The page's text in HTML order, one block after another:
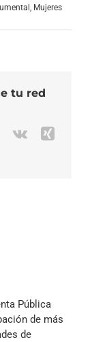
, Mujeres
tu red
Pinterest
Vk
Pública
de más
de